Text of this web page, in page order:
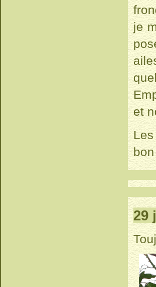
je
et
29